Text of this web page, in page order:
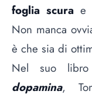
foglia scura e
Non manca
è che sia di
Nel suo libro
dopamina,